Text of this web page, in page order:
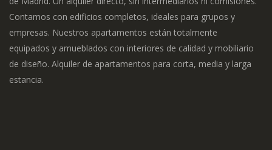
Contamos con edificios completos, ideales para grupos y
empresas. Nuestros apartamentos están totalmente
equipados y amueblados con interiores de calidad y mobiliario
de diseño. Alquiler de apartamentos para corta, media y larga
estancia.